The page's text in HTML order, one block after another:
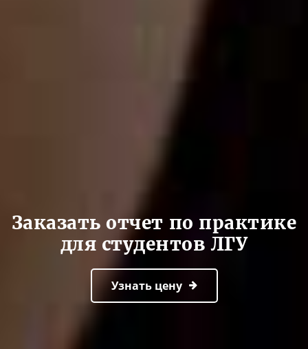
Заказать отчет по практике
для студентов ЛГУ
Узнать цену